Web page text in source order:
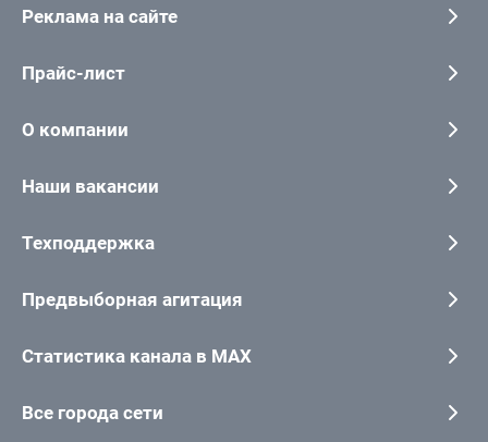
Реклама на сайте
Прайс-лист
О компании
Наши вакансии
Техподдержка
Предвыборная агитация
Статистика канала в MAX
Все города сети